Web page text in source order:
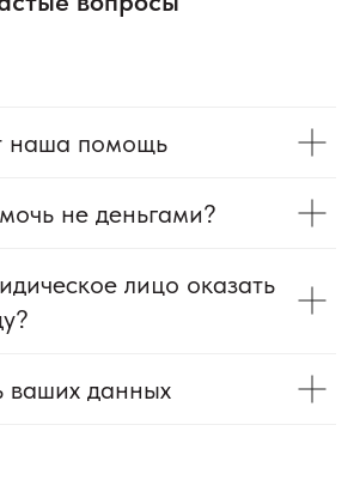
наша помощь
не деньгами?
лицо оказать
ваших данных